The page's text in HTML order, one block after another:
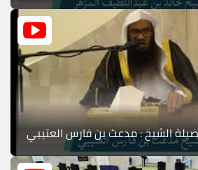
الشيخ : مدعث بن فارس العتيبي